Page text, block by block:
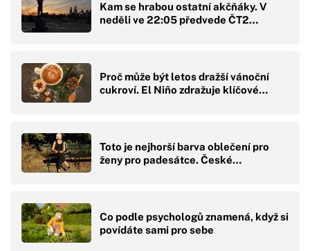
Kam se hrabou ostatní akčňáky. V
neděli ve 22:05 předvede ČT2…
Proč může být letos dražší vánoční
cukroví. El Niño zdražuje klíčové…
Toto je nejhorší barva oblečení pro
ženy pro padesátce. České…
Co podle psychologů znamená, když si
povídáte sami pro sebe